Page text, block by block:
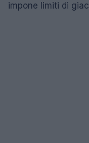
impone limiti di